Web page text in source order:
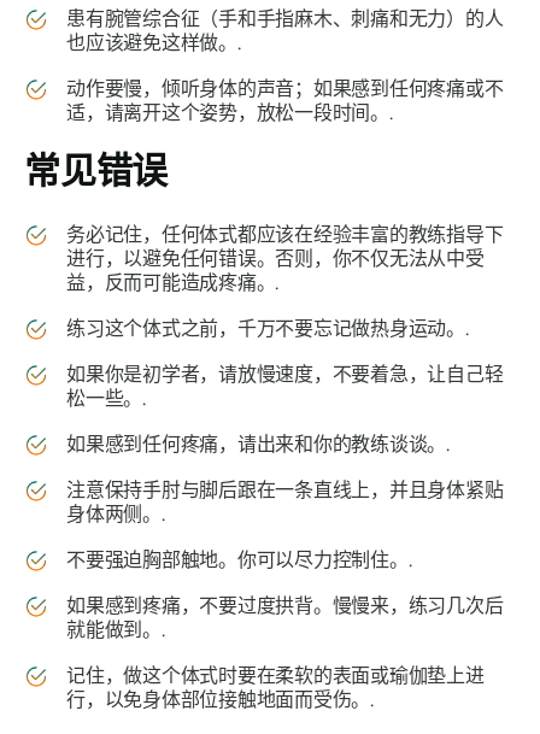
患有腕管综合征（手和手指麻木、刺痛和无力）的人
也应该避免这样做。.
动作要慢，倾听身体的声音；如果感到任何疼痛或不
适，请离开这个姿势，放松一段时间。.
常见错误
务必记住，任何体式都应该在经验丰富的教练指导下
进行，以避免任何错误。否则，你不仅无法从中受
益，反而可能造成疼痛。.
练习这个体式之前，千万不要忘记做热身运动。.
如果你是初学者，请放慢速度，不要着急，让自己轻
松一些。.
如果感到任何疼痛，请出来和你的教练谈谈。.
注意保持手肘与脚后跟在一条直线上，并且身体紧贴
身体两侧。.
不要强迫胸部触地。你可以尽力控制住。.
如果感到疼痛，不要过度拱背。慢慢来，练习几次后
就能做到。.
记住，做这个体式时要在柔软的表面或瑜伽垫上进
行，以免身体部位接触地面而受伤。.